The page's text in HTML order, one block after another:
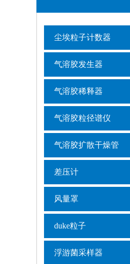
尘埃粒子计数器
气溶胶发生器
气溶胶稀释器
气溶胶粒径谱仪
气溶胶扩散干燥管
差压计
风量罩
duke粒子
浮游菌采样器